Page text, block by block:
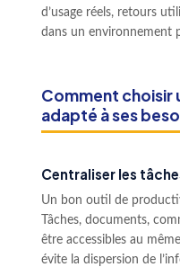
d’usage réels, retours
dans un environnement
Comment choisir
adapté à ses
Centraliser les
Un bon outil de
Tâches, documents,
être accessibles au
évite la dispersion de